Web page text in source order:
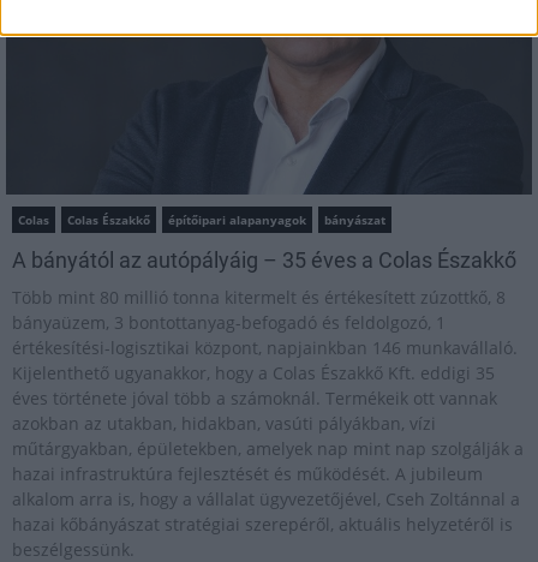
Colas Colas Északkő építőipari alapanyagok bányászat
A bányától az autópályáig – 35 éves a Colas Északkő
Több mint 80 millió tonna kitermelt és értékesített zúzottkő, 8
bányaüzem, 3 bontottanyag-befogadó és feldolgozó, 1
értékesítési-logisztikai központ, napjainkban 146 munkavállaló.
Kijelenthető ugyanakkor, hogy a Colas Északkő Kft. eddigi 35
éves története jóval több a számoknál. Termékeik ott vannak
azokban az utakban, hidakban, vasúti pályákban, vízi
műtárgyakban, épületekben, amelyek nap mint nap szolgálják a
hazai infrastruktúra fejlesztését és működését. A jubileum
alkalom arra is, hogy a vállalat ügyvezetőjével, Cseh Zoltánnal a
hazai kőbányászat stratégiai szerepéről, aktuális helyzetéről is
beszélgessünk.